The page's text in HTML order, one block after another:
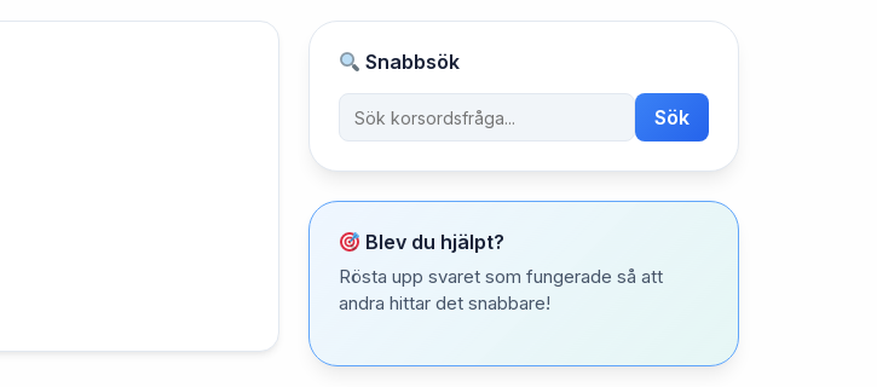
Snabbsök
Sök
Blev du hjälpt?
Rösta upp svaret som fungerade så att
andra hittar det snabbare!